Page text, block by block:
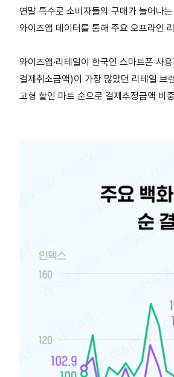
연말 특수로 소비자들의 구매가 늘어나
와이즈앱 데이터를 통해 주요 오프라인
와이즈앱·리테일이 한국인 스마트폰
결제취소금액)이 가장 많았던 리테일 브
고형 할인 마트 순으로 결제추정금액 비